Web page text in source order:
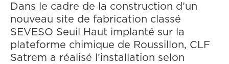
Dans le cadre de la construction d’un
nouveau site de fabrication classé
SEVESO Seuil Haut implanté sur la
plateforme chimique de Roussillon, CLF
Satrem a réalisé l’installation selon